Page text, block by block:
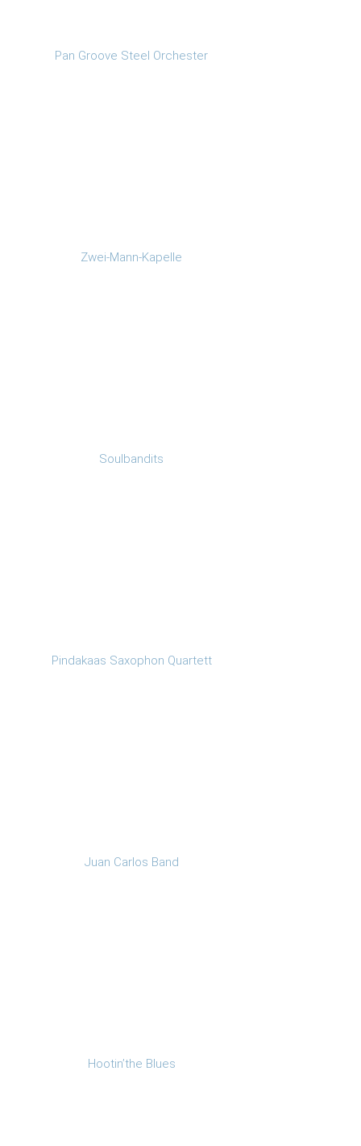
Pan Groove Steel Orchester
Zwei-Mann-Kapelle
Soulbandits
Pindakaas Saxophon Quartett
Juan Carlos Band
Hootin’the Blues